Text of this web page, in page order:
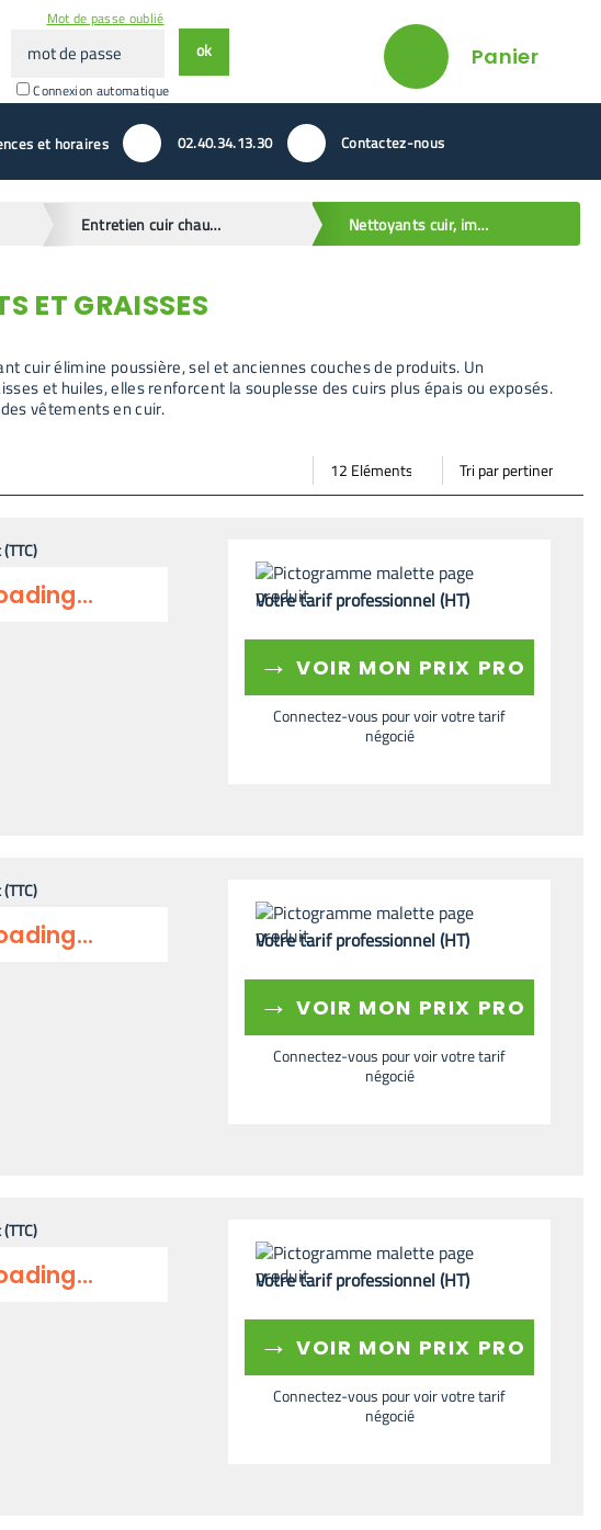
passeConnexion automatique
Mot de passe oublié
ok Panier
et horaires 02.40.34.13.30 Contactez-nous
Entretien cuir chaussures et vêtements Nettoyants cuir, imperméabilisants et graisses
ET GRAISSES
cuir élimine poussière, sel et anciennes couches de produits. Un
et huiles, elles renforcent la souplesse des cuirs plus épais ou exposés.
vêtements en cuir.
Mode vignette
Mode bande
Par
page
Trier
par
Votre tarif professionnel (HT)
→ VOIR MON PRIX PRO
Connectez-vous pour voir votre tarif
négocié
Votre tarif professionnel (HT)
→ VOIR MON PRIX PRO
Connectez-vous pour voir votre tarif
négocié
Votre tarif professionnel (HT)
→ VOIR MON PRIX PRO
Connectez-vous pour voir votre tarif
négocié